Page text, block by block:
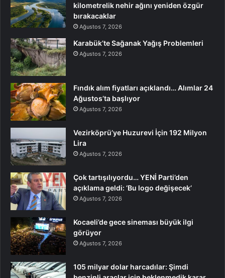
kilometrelik nehir ağını yeniden özgür
bırakacaklar
Ağustos 7, 2026
Karabük’te Sağanak Yağış Problemleri
Ağustos 7, 2026
Fındık alım fiyatları açıklandı… Alımlar 24
Ağustos’ta başlıyor
Ağustos 7, 2026
Vezirköprü’ye Huzurevi İçin 192 Milyon
Lira
Ağustos 7, 2026
Çok tartışılıyordu… YENİ Parti’den
açıklama geldi: ‘Bu logo değişecek’
Ağustos 7, 2026
Kocaeli’de gece sineması büyük ilgi
görüyor
Ağustos 7, 2026
105 milyar dolar harcadılar: Şimdi